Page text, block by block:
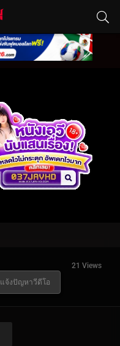
21 Views
แจ้งปัญหาวีดีโอ